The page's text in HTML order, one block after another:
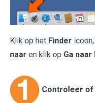
Klik op het Finder
naar en klik op Ga naar
Controleer of